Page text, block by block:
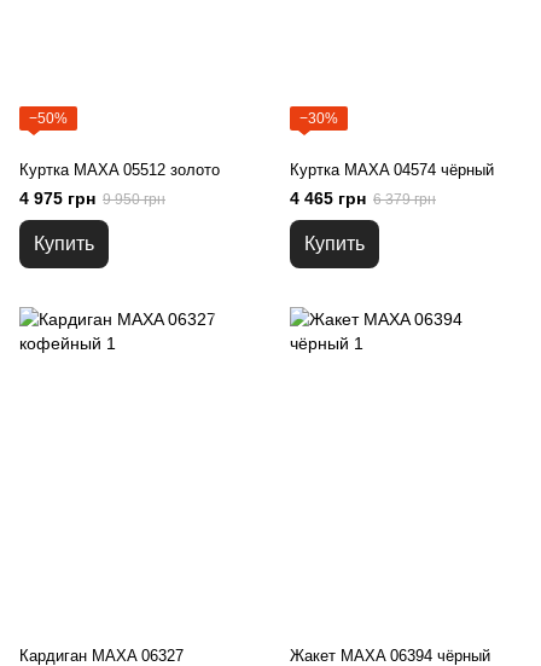
−50%
Куртка MAXA 05512 золото
4 975 грн 9 950 грн
Купить
−30%
Куртка MAXA 04574 чёрный
4 465 грн 6 379 грн
Купить
Кардиган MAXA 06327
Жакет MAXA 06394 чёрный